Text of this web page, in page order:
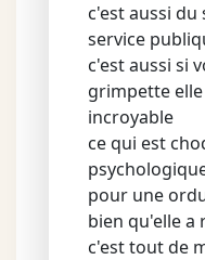
c'est aussi du
service
c'est aussi si
grimpette
incroyable
ce qui est
pour une
bien qu'elle a
c'est tout de